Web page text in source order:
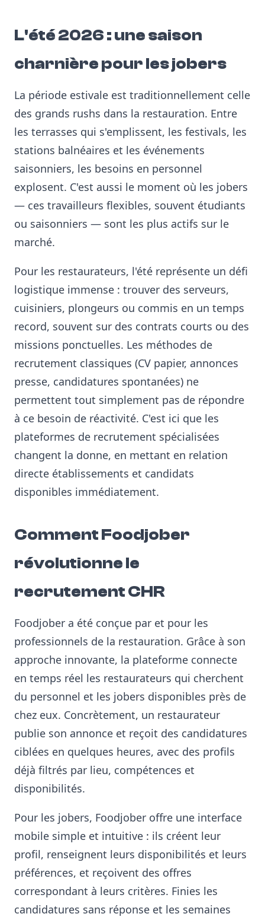
L'été 2026 : une saison
charnière pour les jobers
La période estivale est traditionnellement celle
des grands rushs dans la restauration. Entre
les terrasses qui s'emplissent, les festivals, les
stations balnéaires et les événements
saisonniers, les besoins en personnel
explosent. C'est aussi le moment où les jobers
— ces travailleurs flexibles, souvent étudiants
ou saisonniers — sont les plus actifs sur le
marché.
Pour les restaurateurs, l'été représente un défi
logistique immense : trouver des serveurs,
cuisiniers, plongeurs ou commis en un temps
record, souvent sur des contrats courts ou des
missions ponctuelles. Les méthodes de
recrutement classiques (CV papier, annonces
presse, candidatures spontanées) ne
permettent tout simplement pas de répondre
à ce besoin de réactivité. C'est ici que les
plateformes de recrutement spécialisées
changent la donne, en mettant en relation
directe établissements et candidats
disponibles immédiatement.
Comment Foodjober
révolutionne le
recrutement CHR
Foodjober a été conçue par et pour les
professionnels de la restauration. Grâce à son
approche innovante, la plateforme connecte
en temps réel les restaurateurs qui cherchent
du personnel et les jobers disponibles près de
chez eux. Concrètement, un restaurateur
publie son annonce et reçoit des candidatures
ciblées en quelques heures, avec des profils
déjà filtrés par lieu, compétences et
disponibilités.
Pour les jobers, Foodjober offre une interface
mobile simple et intuitive : ils créent leur
profil, renseignent leurs disponibilités et leurs
préférences, et reçoivent des offres
correspondant à leurs critères. Finies les
candidatures sans réponse et les semaines